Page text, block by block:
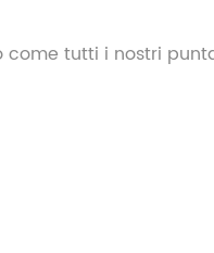
come tutti i nostri